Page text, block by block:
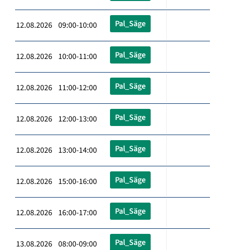
12.08.2026 09:00-10:00 Pal_Säge
12.08.2026 10:00-11:00 Pal_Säge
12.08.2026 11:00-12:00 Pal_Säge
12.08.2026 12:00-13:00 Pal_Säge
12.08.2026 13:00-14:00 Pal_Säge
12.08.2026 15:00-16:00 Pal_Säge
12.08.2026 16:00-17:00 Pal_Säge
13.08.2026 08:00-09:00 Pal_Säge